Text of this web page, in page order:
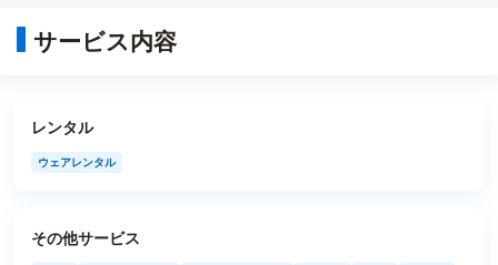
サービス内容
レンタル
ウェアレンタル
その他サービス